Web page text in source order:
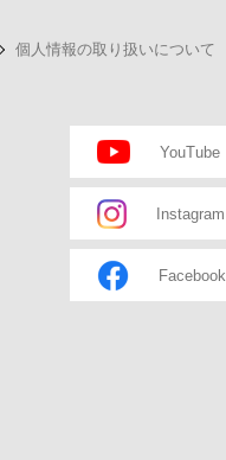
個人情報の取り扱いについて
YouTube
Instagram
Facebook